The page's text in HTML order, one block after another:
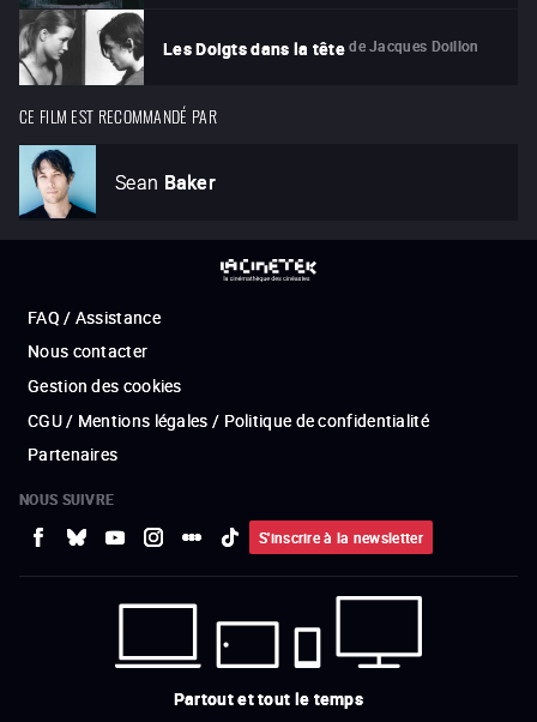
Les Doigts dans la tête de Jacques Doillon
CE FILM EST RECOMMANDÉ PAR
Sean Baker
FAQ / Assistance
Nous contacter
Gestion des cookies
CGU / Mentions légales / Politique de confidentialité
Partenaires
NOUS SUIVRE
S'inscrire à la newsletter
Partout et tout le temps